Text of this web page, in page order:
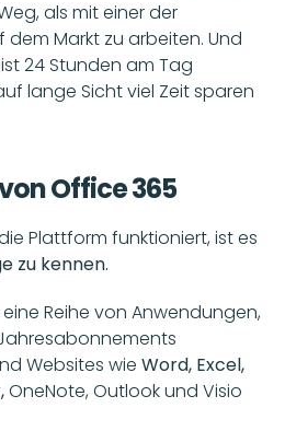
als mit einer der
Markt zu arbeiten. Und
24 Stunden am Tag
lange Sicht viel Zeit sparen
Office 365
Plattform funktioniert, ist es
zu kennen.
Reihe von Anwendungen,
Websites wie Word, Excel,
OneNote, Outlook und Visio